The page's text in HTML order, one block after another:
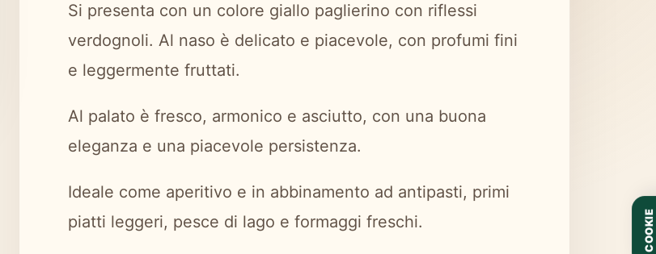
Si presenta con un colore giallo paglierino con riflessi
verdognoli. Al naso è delicato e piacevole, con profumi fini
e leggermente fruttati.
Al palato è fresco, armonico e asciutto, con una buona
eleganza e una piacevole persistenza.
Ideale come aperitivo e in abbinamento ad antipasti, primi
piatti leggeri, pesce di lago e formaggi freschi.
COOKIE